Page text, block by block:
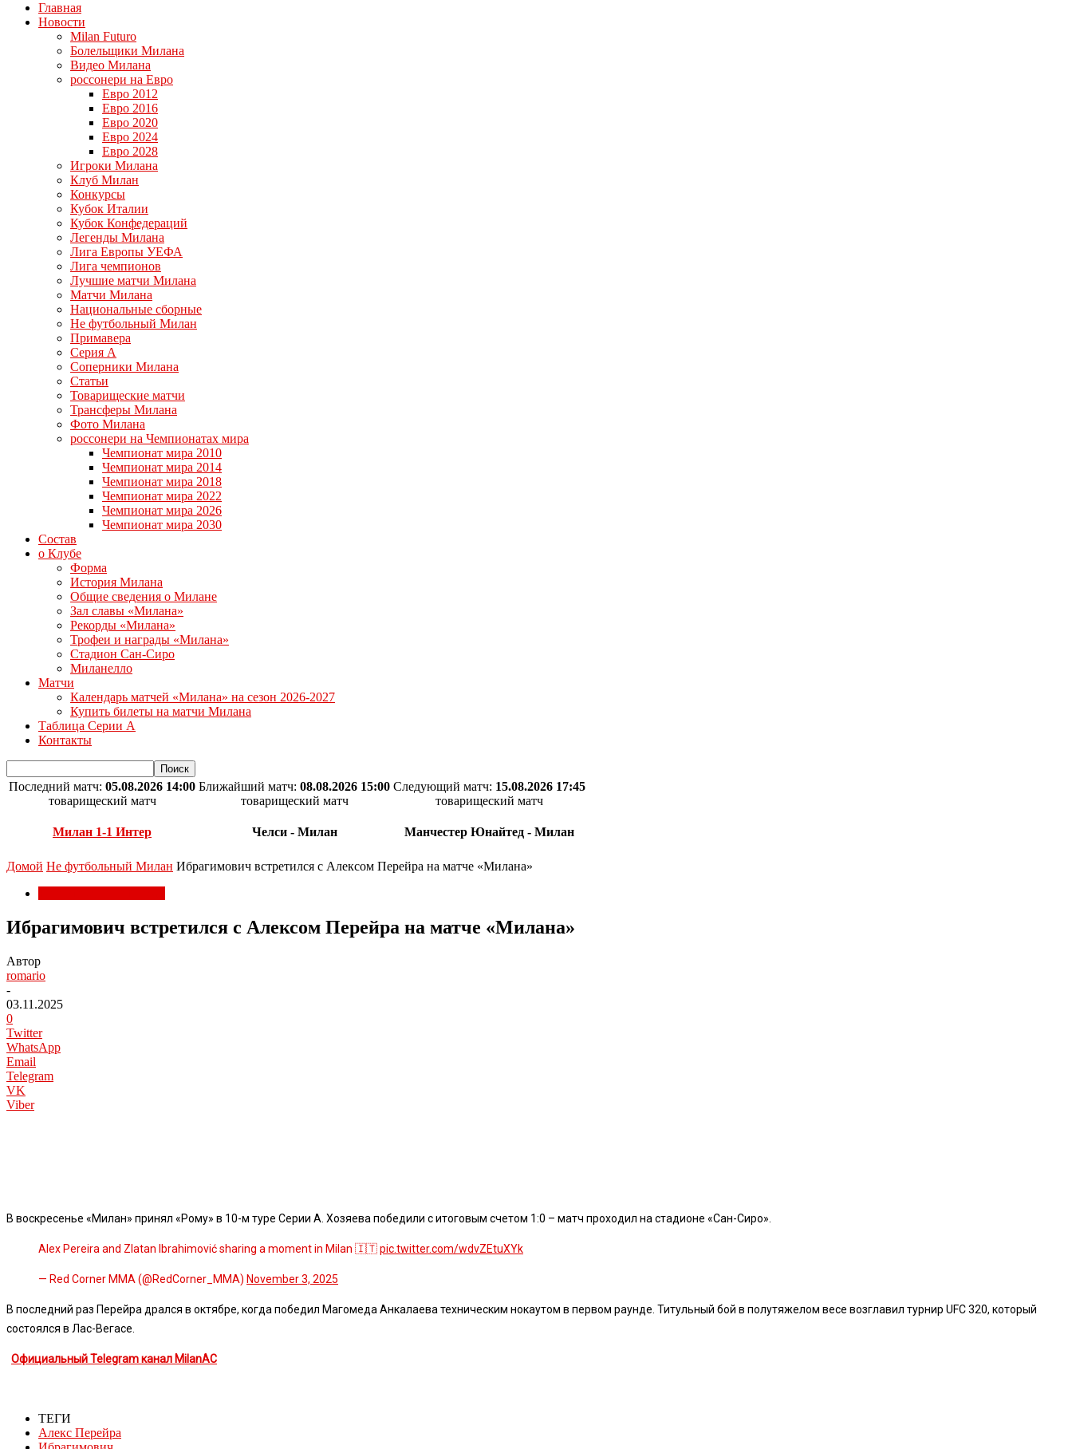
Главная
Новости
Milan Futuro
Болельщики Милана
Видео Милана
россонери на Евро
Евро 2012
Евро 2016
Евро 2020
Евро 2024
Евро 2028
Игроки Милана
Клуб Милан
Конкурсы
Кубок Италии
Кубок Конфедераций
Легенды Милана
Лига Европы УЕФА
Лига чемпионов
Лучшие матчи Милана
Матчи Милана
Национальные сборные
Не футбольный Милан
Примавера
Серия А
Соперники Милана
Статьи
Товарищеские матчи
Трансферы Милана
Фото Милана
россонери на Чемпионатах мира
Чемпионат мира 2010
Чемпионат мира 2014
Чемпионат мира 2018
Чемпионат мира 2022
Чемпионат мира 2026
Чемпионат мира 2030
Состав
о Клубе
Форма
История Милана
Общие сведения о Милане
Зал славы «Милана»
Рекорды «Милана»
Трофеи и награды «Милана»
Стадион Сан-Сиро
Миланелло
Матчи
Календарь матчей «Милана» на сезон 2026-2027
Купить билеты на матчи Милана
Таблица Серии А
Контакты
Последний матч: 05.08.2026 14:00
товарищеский матч
Милан 1-1 Интер
Ближайший матч: 08.08.2026 15:00
товарищеский матч
Челси - Милан
Следующий матч: 15.08.2026 17:45
товарищеский матч
Манчестер Юнайтед - Милан
Домой Не футбольный Милан Ибрагимович встретился с Алексом Перейра на матче «Милана»
Ибрагимович встретился с Алексом Перейра на матче «Милана»
Автор
romario
-
03.11.2025
0
Twitter
WhatsApp
Email
Telegram
VK
Viber
В воскресенье «Милан» принял «Рому» в 10-м туре Серии А. Хозяева победили с итоговым счетом 1:0 – матч проходил на стадионе «Сан-Сиро».
Alex Pereira and Zlatan Ibrahimović sharing a moment in Milan 🇮🇹pic.twitter.com/wdvZEtuXYk
— Red Corner MMA (@RedCorner_MMA) November 3, 2025
В последний раз Перейра дрался в октябре, когда победил Магомеда Анкалаева техническим нокаутом в первом раунде. Титульный бой в полутяжелом весе возглавил турнир UFC 320, который
состоялся в Лас-Вегасе.
Официальный Telegram канал MilanAC
ТЕГИ
Алекс Перейра